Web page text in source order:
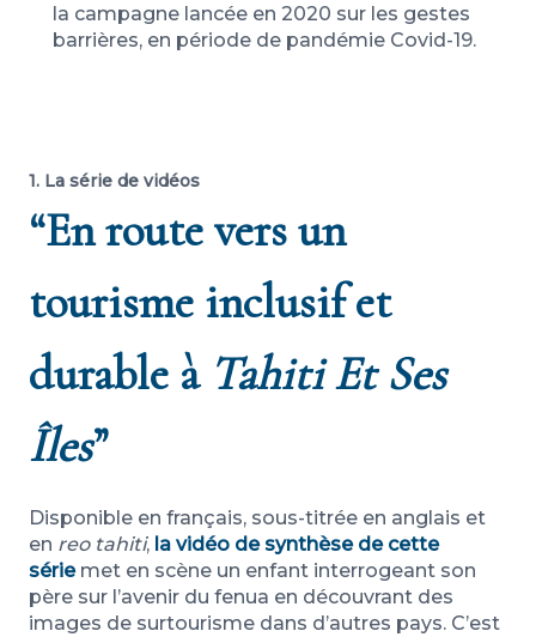
la campagne lancée en 2020 sur les gestes
barrières, en période de pandémie Covid-19.
1. La série de vidéos
“En route vers un
tourisme inclusif et
durable à Tahiti Et Ses
Îles”
Disponible en français, sous-titrée en anglais et
en reo tahiti, la vidéo de synthèse de cette
sériemet en scène un enfant interrogeant son
père sur l’avenir du fenua en découvrant des
images de surtourisme dans d’autres pays. C’est